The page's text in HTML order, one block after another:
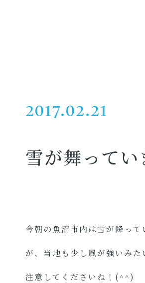
2017.02.21
雪が舞ってい
今朝の魚沼市内は雪が降っ
が、当地も少し風が強いみ
注意してくださいね！(^^)